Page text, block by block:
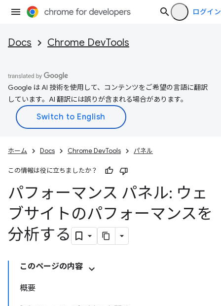
ログイン
Docs Chrome DevTools
Google は AI 技術を使用して、コンテンツをご希望の言語に翻訳
しています。AI 翻訳には誤りが含まれる場合があります。
ホーム Docs Chrome DevTools パネル
この情報は役に立ちましたか？
パフォーマンス パネル: ウェ
ブサイトのパフォーマンスを
分析する
このページの内容
概要